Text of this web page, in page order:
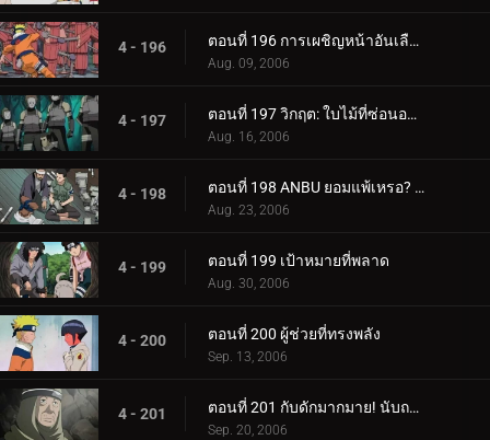
4 - 196 ตอนที่ 196 การเผชิญหน้าอันเลือดร้อน: นักเรียนกับอาจารย์
Aug. 09, 2006
4 - 197 ตอนที่ 197 วิกฤต: ใบไม้ที่ซ่อนอยู่ 11 รวมพล!
Aug. 16, 2006
4 - 198 ตอนที่ 198 ANBU ยอมแพ้เหรอ? ความทรงจำของนารูโตะ
Aug. 23, 2006
4 - 199 ตอนที่ 199 เป้าหมายที่พลาด
Aug. 30, 2006
4 - 200 ตอนที่ 200 ผู้ช่วยที่ทรงพลัง
Sep. 13, 2006
4 - 201 ตอนที่ 201 กับดักมากมาย! นับถอยหลังสู่การทำลายล้าง
Sep. 20, 2006